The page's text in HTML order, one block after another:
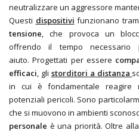
neutralizzare un aggressore
Questi dispositivi funzionano
tensione, che provoca un
offrendo il tempo necessario
aiuto. Progettati per essere
efficaci, gli storditori a distanza
in cui è fondamentale reagire
potenziali pericoli. Sono
che si muovono in ambienti
personale è una priorità. Oltre